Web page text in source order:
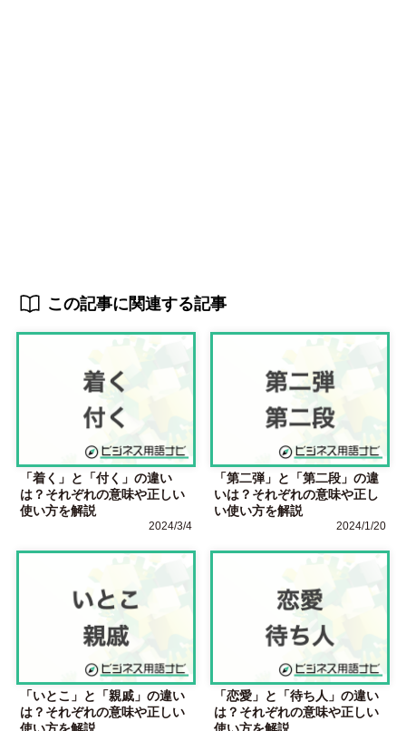
この記事に関連する記事
「着く」と「付く」の違い
は？それぞれの意味や正しい
使い方を解説
2024/3/4
「第二弾」と「第二段」の違
いは？それぞれの意味や正し
い使い方を解説
2024/1/20
「いとこ」と「親戚」の違い
は？それぞれの意味や正しい
「恋愛」と「待ち人」の違い
は？それぞれの意味や正しい